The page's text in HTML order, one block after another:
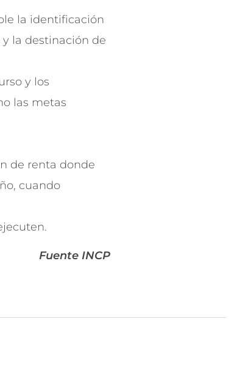
la identificación
la destinación de
y los
las metas
de renta donde
cuando
Fuente INCP